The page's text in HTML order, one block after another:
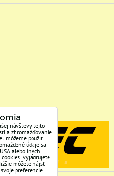
návštevy tejto
a zhromažďovanie
môžeme použiť
údaje sa
alebo iných
vyjadrujete
môžete nájsť
preferencie.